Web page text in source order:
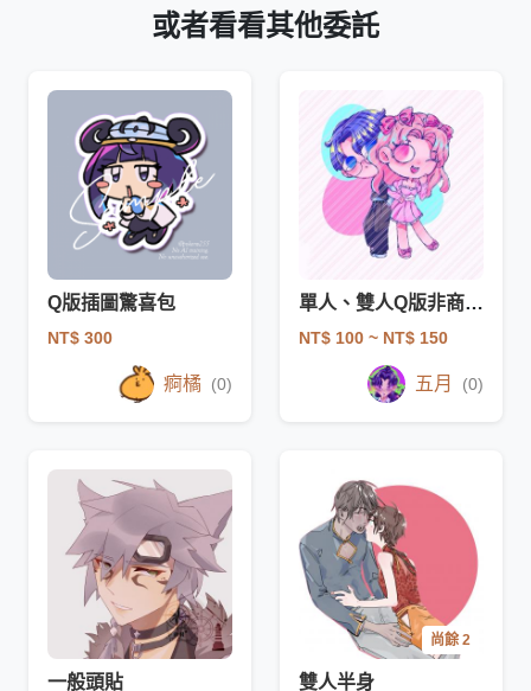
或者看看其他委託
Q版插圖驚喜包
NT$ 300
痾橘 (0)
單人、雙人Q版非商業委託
NT$ 100 ~ NT$ 150
五月 (0)
一般頭貼
尚餘 2
雙人半身